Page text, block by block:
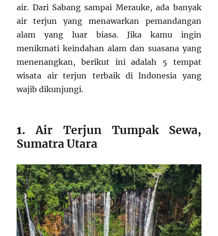
air. Dari Sabang sampai Merauke, ada banyak
air terjun yang menawarkan pemandangan
alam yang luar biasa. Jika kamu ingin
menikmati keindahan alam dan suasana yang
menenangkan, berikut ini adalah 5 tempat
wisata air terjun terbaik di Indonesia yang
wajib dikunjungi.
1.Air Terjun Tumpak Sewa,
Sumatra Utara